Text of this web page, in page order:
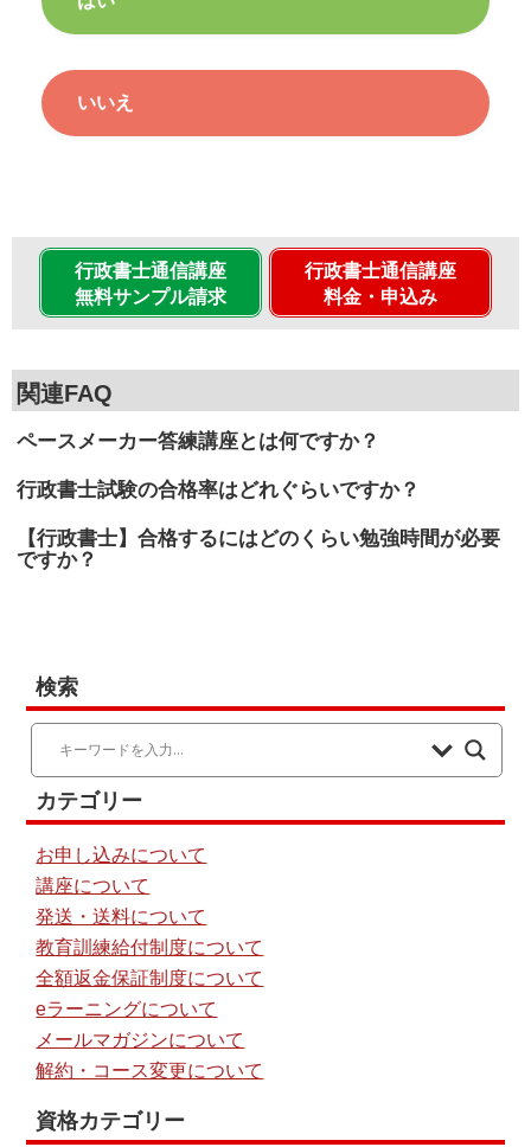
いいえ
行政書士通信講座
無料サンプル請求
行政書士通信講座
料金・申込み
関連FAQ
ペースメーカー答練講座とは何ですか？
行政書士試験の合格率はどれぐらいですか？
【行政書士】合格するにはどのくらい勉強時間が必要
ですか？
検索
カテゴリー
お申し込みについて
講座について
発送・送料について
教育訓練給付制度について
全額返金保証制度について
eラーニングについて
メールマガジンについて
解約・コース変更について
資格カテゴリー